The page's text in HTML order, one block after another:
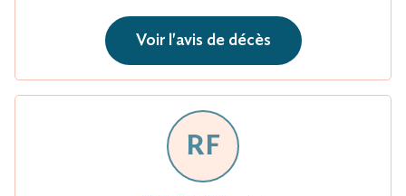
Voir l'avis de décès
RF